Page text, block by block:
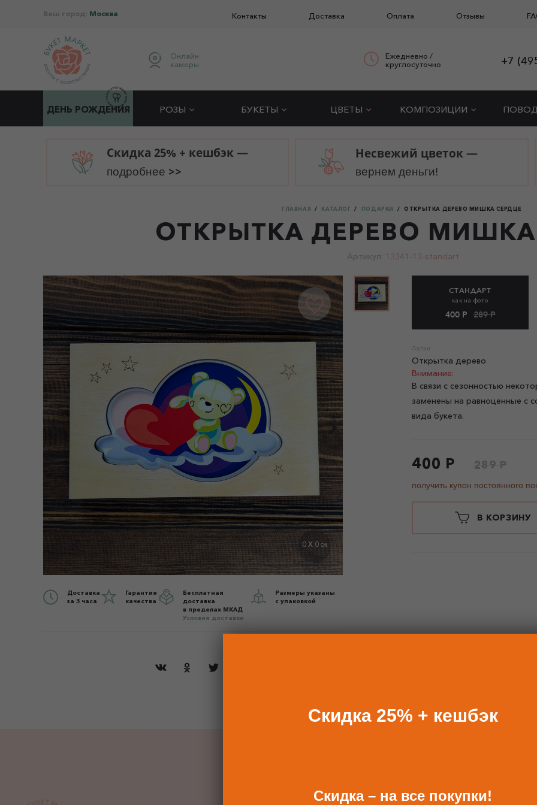
Ваш город: Москва Контакты Доставка Оплата Отзывы
Онлайн
камеры
Ежедневно /
круглосуточно
+7
ДЕНЬ РОЖДЕНИЯ РОЗЫ БУКЕТЫ ЦВЕТЫ КОМПОЗИЦИИ
Скидка 25% + кешбэк —
подробнее >>
Несвежий цветок —
вернем деньги!
ГЛАВНАЯ КАТАЛОГ ПОДАРКИ ОТКРЫТКА ДЕРЕВО МИШКА СЕРДЦЕ
ОТКРЫТКА ДЕРЕВО
Артикул: 13341-13-standart
0 X 0 СМ
Доставка
за 3 часа
Гарантия
качества
Бесплатная
доставка
в пределах МКАД
Условия доставки
Размеры указаны
с упаковкой
СТАНДАРТ
как на фото
400 Р 289 Р
Состав:
Открытка дерево
Внимание:
В связи с сезонностью
заменены на равноценные с
вида букета.
400 Р 289 Р
получить купон постоянного
В КОРЗИНУ
Скидка 25% + кешбэк
Скидка – на все покупки!